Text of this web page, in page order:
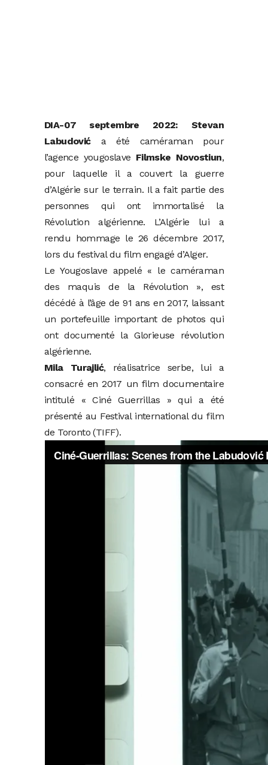
DIA-07 septembre 2022:
Stevan
Labudovića été caméraman pour
l’agence yougoslave Filmske Novostiun,
pour laquelle il a couvert la guerre
d’Algérie sur le terrain. Il a fait partie des
personnes qui ont immortalisé la
Révolution algérienne. L’Algérie lui a
rendu hommage le 26 décembre 2017,
lors du festival du film engagé d’Alger.
Le Yougoslave appelé « le caméraman
des maquis de la Révolution », est
décédé à l’âge de 91 ans en 2017, laissant
un portefeuille important de photos qui
ont documenté la Glorieuse révolution
algérienne.
Mila Turajlić, réalisatrice serbe, lui a
consacré en 2017 un film documentaire
intitulé « Ciné Guerrillas » qui a été
présenté au Festival international du film
de Toronto (TIFF).